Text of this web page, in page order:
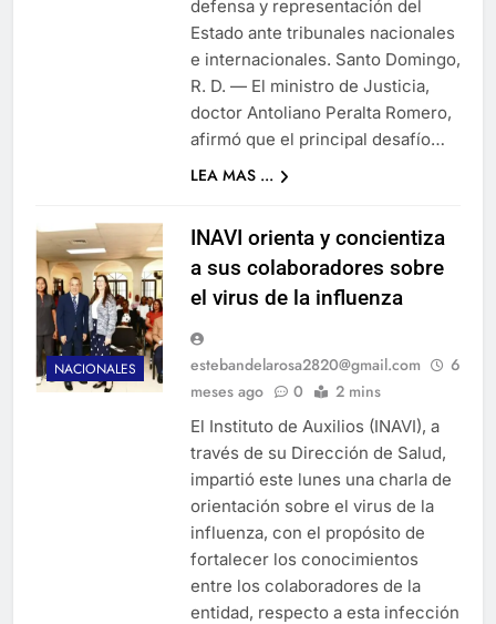
defensa y representación del
Estado ante tribunales nacionales
e internacionales. Santo Domingo,
R. D. — El ministro de Justicia,
doctor Antoliano Peralta Romero,
afirmó que el principal desafío…
LEA MAS ...
NACIONALES
INAVI orienta y concientiza
a sus colaboradores sobre
el virus de la influenza
estebandelarosa2820@gmail.com
6
meses ago
0 2 mins
El Instituto de Auxilios (INAVI), a
través de su Dirección de Salud,
impartió este lunes una charla de
orientación sobre el virus de la
influenza, con el propósito de
fortalecer los conocimientos
entre los colaboradores de la
entidad, respecto a esta infección